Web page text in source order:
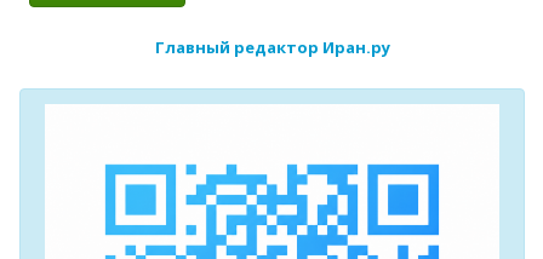
Главный редактор Иран.ру